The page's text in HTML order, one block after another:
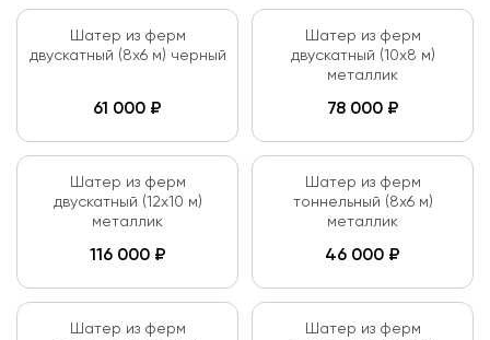
Шатер из ферм
двускатный (8х6 м) черный
61 000 ₽
Шатер из ферм
двускатный (10х8 м)
металлик
78 000₽
Шатер из ферм
двускатный (12х10 м)
металлик
116 000₽
Шатер из ферм
тоннельный (8х6 м)
металлик
46 000 ₽
Шатер из ферм
Шатер из ферм